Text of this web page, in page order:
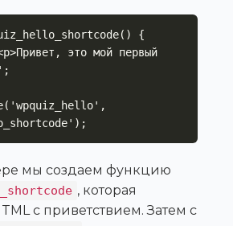
{
мы создаем функцию
, которая
с приветствием. Затем с